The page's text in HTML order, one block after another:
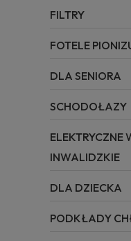
FILTRY
FOTELE
DLA SENIORA
SCHODOŁAZY
ELEKTRYCZNE
INWALIDZKIE
DLA DZIECKA
PODKŁADY